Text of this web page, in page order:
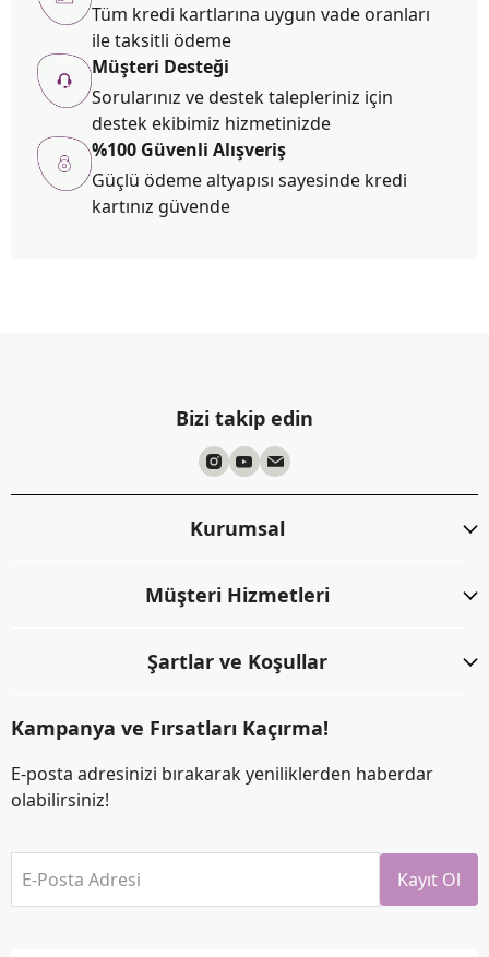
Tüm kredi kartlarına uygun vade oranları
ile taksitli ödeme
Müşteri Desteği
Sorularınız ve destek talepleriniz için
destek ekibimiz hizmetinizde
%100 Güvenli Alışveriş
Güçlü ödeme altyapısı sayesinde kredi
kartınız güvende
Bizi takip edin
Kurumsal
Müşteri Hizmetleri
Şartlar ve Koşullar
Kampanya ve Fırsatları Kaçırma!
E-posta adresinizi bırakarak yeniliklerden haberdar
olabilirsiniz!
E-Posta Adresi Kayıt Ol